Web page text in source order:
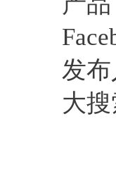
发
大